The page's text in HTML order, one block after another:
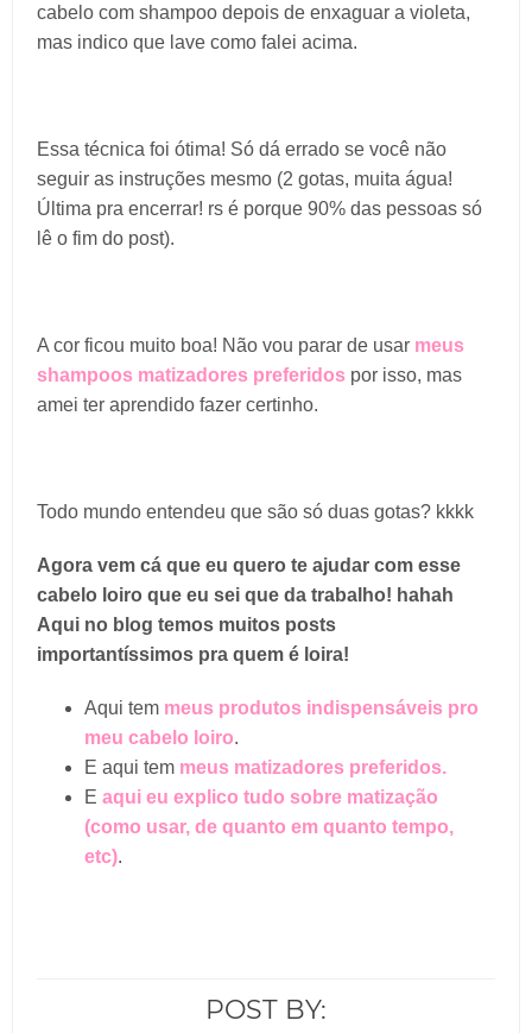
cabelo com shampoo depois de enxaguar a violeta,
mas indico que lave como falei acima.
Essa técnica foi ótima! Só dá errado se você não
seguir as instruções mesmo (2 gotas, muita água!
Última pra encerrar! rs é porque 90% das pessoas só
lê o fim do post).
A cor ficou muito boa! Não vou parar de usar meus
shampoos matizadores preferidos por isso, mas
amei ter aprendido fazer certinho.
Todo mundo entendeu que são só duas gotas? kkkk
Agora vem cá que eu quero te ajudar com esse
cabelo loiro que eu sei que da trabalho! hahah
Aqui no blog temos muitos posts
importantíssimos pra quem é loira!
Aqui tem meus produtos indispensáveis pro
meu cabelo loiro.
E aqui tem meus matizadores preferidos.
E aqui eu explico tudo sobre matização
(como usar, de quanto em quanto tempo,
etc).
POST BY: